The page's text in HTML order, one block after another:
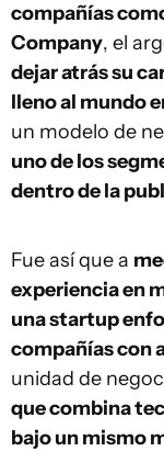
compañías
Company, el
dejar atrás su
lleno al mundo
un modelo de
uno de los
dentro de la
Fue así que a
experiencia en
una startup
compañías con
unidad de
que combina
bajo un mismo